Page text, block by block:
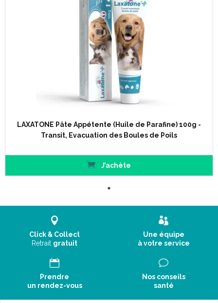
LAXATONE Pâte Appétente (Huile de Parafine) 100g -
Transit, Evacuation des Boules de Poils
J’achète
Click & Collect
Retrait gratuit
Une équipe
à votre service
Prendre
un rendez-vous
Nos conseils
santé